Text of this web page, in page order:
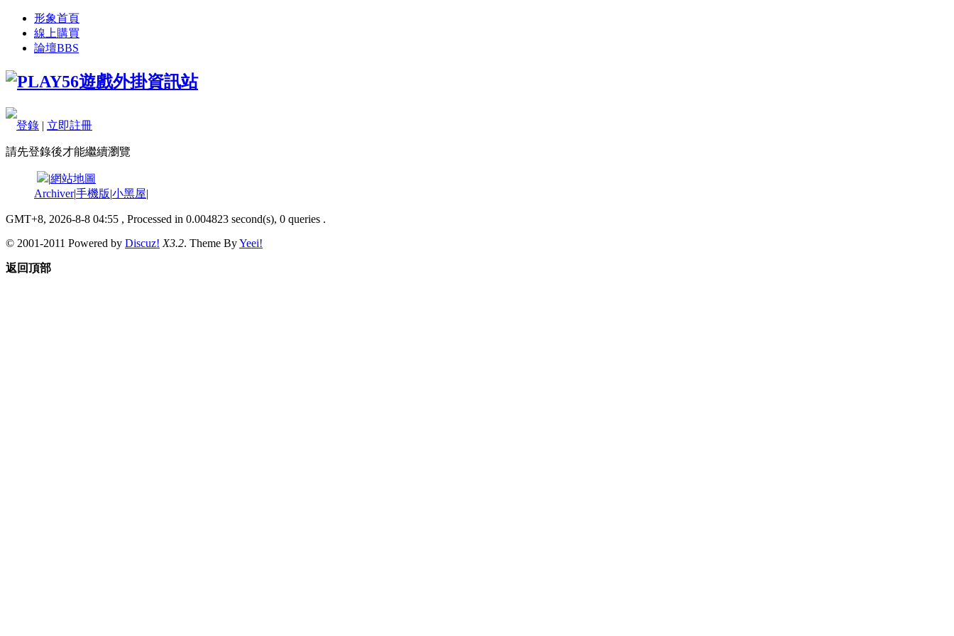
形象首頁
線上購買
論壇BBS
登錄 | 立即註冊
請先登錄後才能繼續瀏覽
|網站地圖
Archiver|手機版|小黑屋|
GMT+8, 2026-8-8 04:55 , Processed in 0.004823 second(s), 0 queries .
© 2001-2011 Powered by Discuz! X3.2. Theme ByYeei!
返回頂部